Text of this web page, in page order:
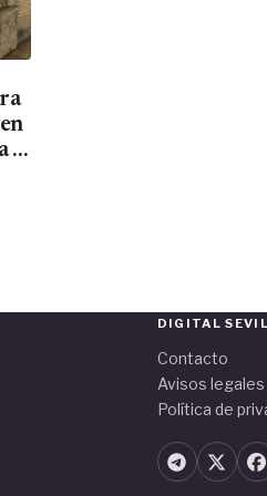
el
DIGITAL
Contacto
Avisos legales
Política de